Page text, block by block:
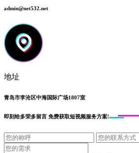
admin@net532.net
地址
青岛市李沧区中海国际广场1807室
即刻给多荣多留言 免费获取短视频服务方案!